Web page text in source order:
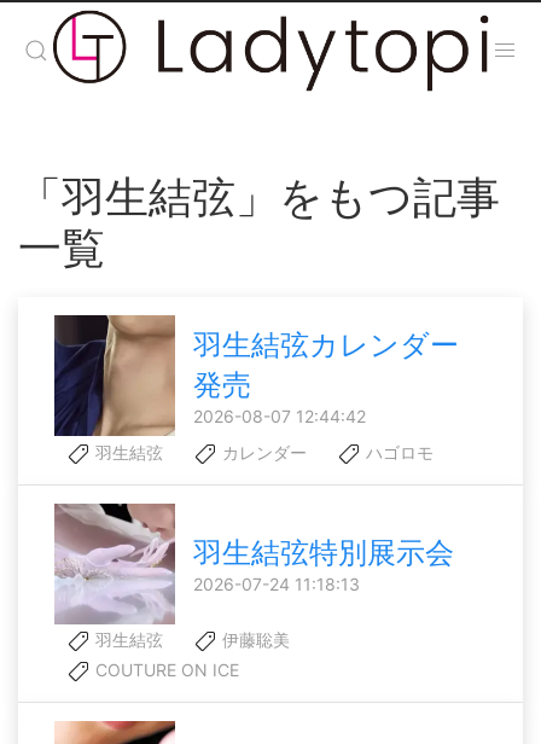
「羽生結弦」をもつ記事
一覧
羽生結弦カレンダー
発売
2026-08-07 12:44:42
羽生結弦
カレンダー ハゴロモ
羽生結弦特別展示会
2026-07-24 11:18:13
羽生結弦
伊藤聡美
COUTURE ON ICE